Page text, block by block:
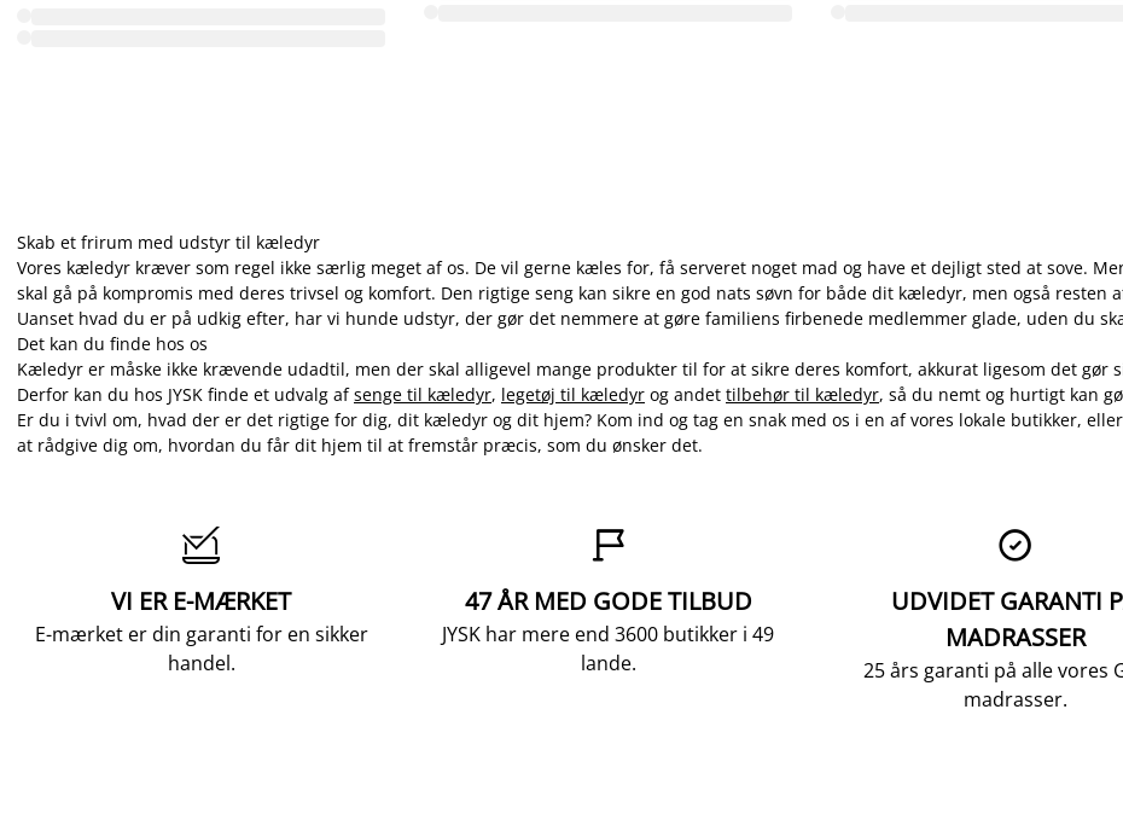
Skab et frirum med udstyr til kæledyr
Vores kæledyr kræver som regel ikke særlig meget af os. De vil gerne kæles for, få serveret noget mad og have et dejligt sted at sove.
skal gå på kompromis med deres trivsel og komfort. Den rigtige seng kan sikre en god nats søvn for både dit kæledyr, men også resten
Uanset hvad du er på udkig efter, har vi hunde udstyr, der gør det nemmere at gøre familiens firbenede medlemmer glade, uden du
Det kan du finde hos os
Kæledyr er måske ikke krævende udadtil, men der skal alligevel mange produkter til for at sikre deres komfort, akkurat ligesom det gør
Derfor kan du hos JYSK finde et udvalg afsenge til kæledyr, legetøj til kæledyr og andet tilbehør til kæledyr, så du nemt og hurtigt kan
Er du i tvivl om, hvad der er det rigtige for dig, dit kæledyr og dit hjem? Kom ind og tag en snak med os i en af vores lokale butikker,
at rådgive dig om, hvordan du får dit hjem til at fremstår præcis, som du ønsker det.

VI ER E-MÆRKET
E-mærket er din garanti for en sikker
handel.

47 ÅR MED GODE TILBUD
JYSK har mere end 3600 butikker i 49
lande.

UDVIDET GARANTI
MADRASSER
25 års garanti på alle vores
madrasser.